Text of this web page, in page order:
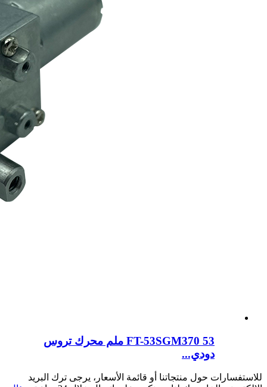
FT-53SGM370 53 ملم محرك تروس
دودي...
للاستفسارات حول منتجاتنا أو قائمة الأسعار، يرجى ترك البريد